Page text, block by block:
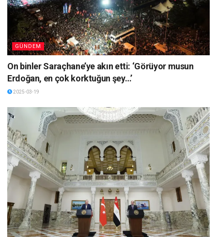
GÜNDEM
On binler Saraçhane’ye akın etti: ‘Görüyor musun
Erdoğan, en çok korktuğun şey…’
2025-03-19